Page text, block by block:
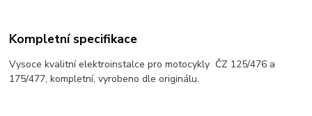
Kompletní specifikace
Vysoce kvalitní elektroinstalce pro motocykly ČZ 125/476 a
175/477, kompletní, vyrobeno dle originálu.